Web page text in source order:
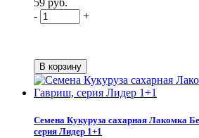
59 руб.
-
+
Семена Кукуруза сахарная Лакомка
серия Лидер 1+1